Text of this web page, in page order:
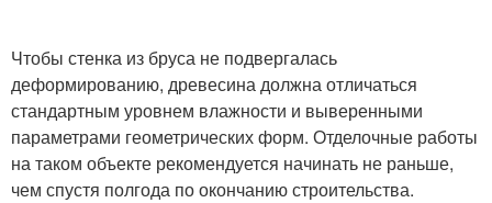
Чтобы стенка из бруса не подвергалась
деформированию, древесина должна отличаться
стандартным уровнем влажности и выверенными
параметрами геометрических форм. Отделочные работы
на таком объекте рекомендуется начинать не раньше,
чем спустя полгода по окончанию строительства.